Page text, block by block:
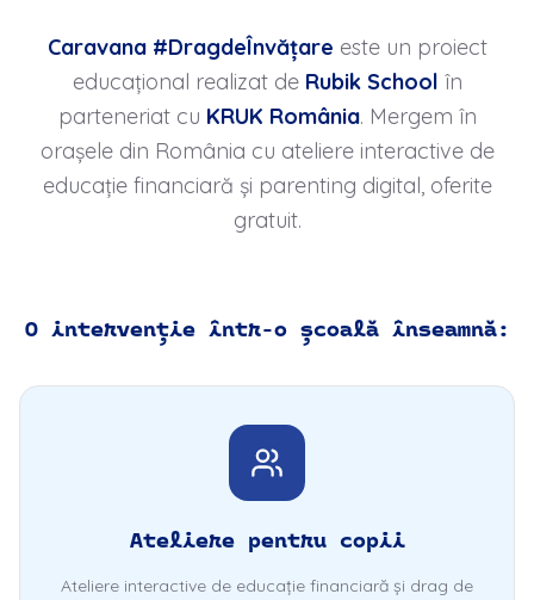
Caravana #DragdeÎnvățare este un proiect
educațional realizat de Rubik School în
parteneriat cu KRUK România. Mergem în
orașele din România cu ateliere interactive de
educație financiară și parenting digital, oferite
gratuit.
O intervenție într-o școală înseamnă:
Ateliere pentru copii
Ateliere interactive de educație financiară și drag de